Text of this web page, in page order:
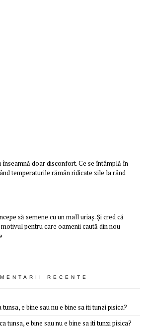
înseamnă doar disconfort. Ce se întâmplă în
temperaturile rămân ridicate zile la rând
să semene cu un mall uriaș. Și cred că
pentru care oamenii caută din nou
RECENTE
tunsa, e bine sau nu e bine sa iti tunzi pisica?
tunsa, e bine sau nu e bine sa iti tunzi pisica?